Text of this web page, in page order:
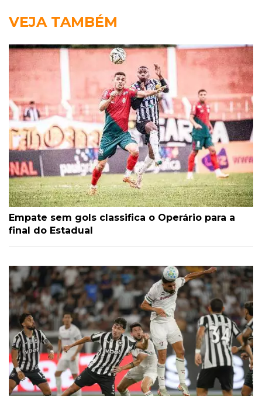
VEJA TAMBÉM
Empate sem gols classifica o Operário para a
final do Estadual